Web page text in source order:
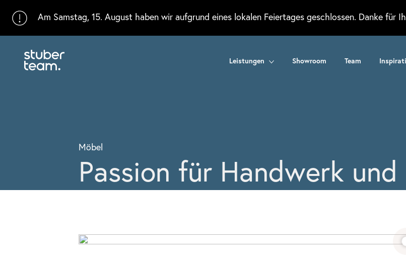
Am Samstag, 15. August haben wir aufgrund eines lokalen Feiertages geschlossen. Danke für
Leistungen Showroom Team
Möbel
Passion für Handwerk und